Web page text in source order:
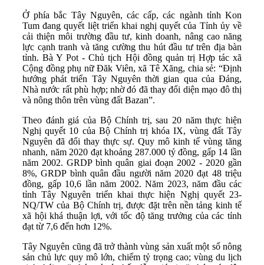
Ở phía bắc Tây Nguyên, các cấp, các ngành tỉnh Kon
Tum đang quyết liệt triển khai nghị quyết của Tỉnh ủy về
cải thiện môi trường đầu tư, kinh doanh, nâng cao năng
lực cạnh tranh và tăng cường thu hút đầu tư trên địa bàn
tỉnh. Bà Y Pot - Chủ tịch Hội đồng quản trị Hợp tác xã
Cộng đồng phụ nữ Đăk Viên, xã Tê Xăng, chia sẻ: “Định
hướng phát triển Tây Nguyên thời gian qua của Đảng,
Nhà nước rất phù hợp; nhờ đó đã thay đổi diện mạo đô thị
và nông thôn trên vùng đất Bazan”.
Theo đánh giá của Bộ Chính trị, sau 20 năm thực hiện
Nghị quyết 10 của Bộ Chính trị khóa IX, vùng đất Tây
Nguyên đã đổi thay thực sự. Quy mô kinh tế vùng tăng
nhanh, năm 2020 đạt khoảng 287.000 tỷ đồng, gấp 14 lần
năm 2002. GRDP bình quân giai đoạn 2002 - 2020 gần
8%, GRDP bình quân đầu người năm 2020 đạt 48 triệu
đồng, gấp 10,6 lần năm 2002. Năm 2023, năm đầu các
tỉnh Tây Nguyên triển khai thực hiện Nghị quyết 23-
NQ/TW của Bộ Chính trị, được đặt trên nền tảng kinh tế
xã hội khá thuận lợi, với tốc độ tăng trưởng của các tỉnh
đạt từ 7,6 đến hơn 12%.
Tây Nguyên cũng đã trở thành vùng sản xuất một số nông
sản chủ lực quy mô lớn, chiếm tỷ trọng cao; vùng du lịch